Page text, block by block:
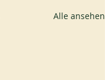
Alle ansehen